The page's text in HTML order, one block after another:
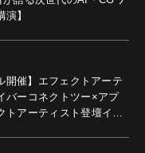
】
開催】エフェクトアーテ
ーコネクトツー×アプ
アーティスト登壇イベ